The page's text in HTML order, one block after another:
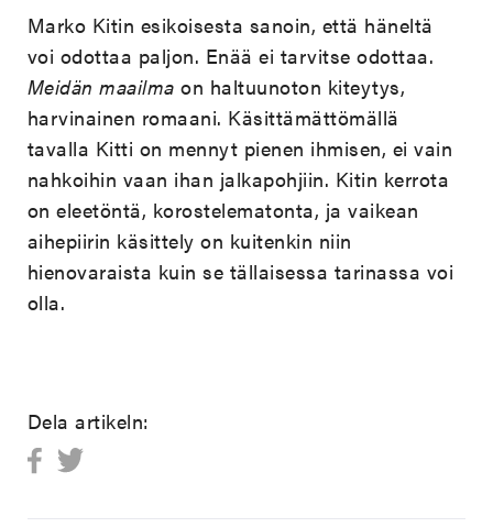
Marko Kitin esikoisesta sanoin, että häneltä
voi odottaa paljon. Enää ei tarvitse odottaa.
Meidän maailma on haltuunoton kiteytys,
harvinainen romaani. Käsittämättömällä
tavalla Kitti on mennyt pienen ihmisen, ei vain
nahkoihin vaan ihan jalkapohjiin. Kitin kerrota
on eleetöntä, korostelematonta, ja vaikean
aihepiirin käsittely on kuitenkin niin
hienovaraista kuin se tällaisessa tarinassa voi
olla.
Dela artikeln: